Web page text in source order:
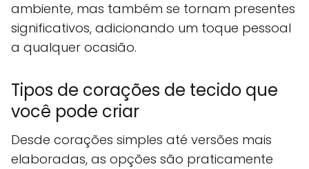
ambiente, mas também se tornam presentes
significativos, adicionando um toque pessoal
a qualquer ocasião.
Tipos de corações de tecido que
você pode criar
Desde corações simples até versões mais
elaboradas, as opções são praticamente